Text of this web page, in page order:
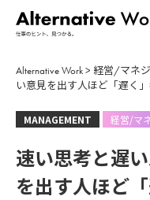
Alternative Work> 経営/マネ
い意見を出す人ほど「遅く
MANAGEMENT 経営/マ
速い思考と遅
を出す人ほど